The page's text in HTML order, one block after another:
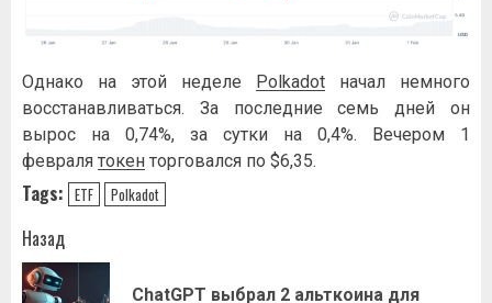
Однако на этой неделе Polkadot начал немного
восстанавливаться. За последние семь дней он
вырос на 0,74%, за сутки на 0,4%. Вечером 1
февраля токен торговался по $6,35.
Tags: ETF Polkadot
Навигация
записи
Назад
ChatGPT выбрал 2 альткоина для